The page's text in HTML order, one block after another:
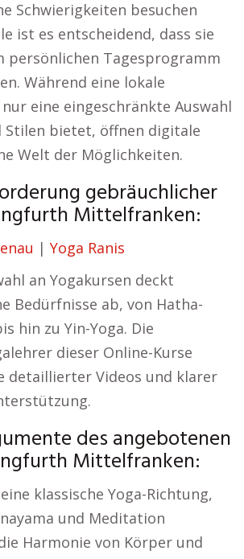
Schwierigkeiten besuchen
ist es entscheidend, dass sie
persönlichen Tagesprogramm
Während eine lokale
eine eingeschränkte Auswahl
Stilen bietet, öffnen digitale
Welt der Möglichkeiten.
gebräuchlicher
Mittelfranken:
| Yoga Ranis
an Yogakursen deckt
Bedürfnisse ab, von Hatha-
hin zu Yin-Yoga. Die
dieser Online-Kurse
detaillierter Videos und klarer
des angebotenen
Mittelfranken:
klassische Yoga-Richtung,
und Meditation
Harmonie von Körper und